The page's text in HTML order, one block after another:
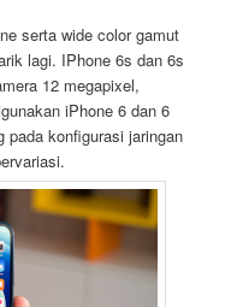
serta wide color gamut
lagi. IPhone 6s dan 6s
12 megapixel,
iPhone 6 dan 6
pada konfigurasi jaringan